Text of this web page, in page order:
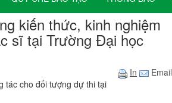
kiến thức, kinh nghiệm
sĩ tại Trường Đại học
In
Email
tác cho đối tượng dự thi tại